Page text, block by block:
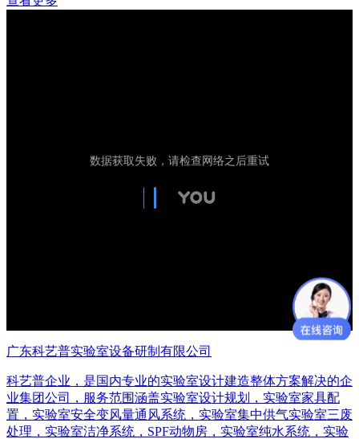
广东科艺普实验室设备研制有限公司
科艺普企业，是国内专业的实验室设计建造整体方案解决的企
业集团公司，服务范围涵盖实验室设计规划，实验室家具配
置，实验室安全变风量通风系统，实验室集中供气实验室三废
处理，实验室洁净系统，SPF动物房，实验室纯水系统，实验